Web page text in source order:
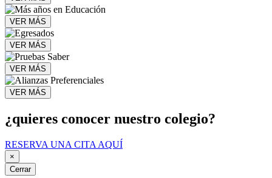
VER MÁS
VER MÁS
VER MÁS
VER MÁS
¿quieres conocer nuestro colegio?
RESERVA UNA CITA AQUÍ
×
Cerrar